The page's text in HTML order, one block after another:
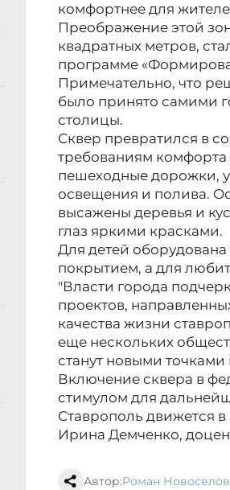
комфортнее для
Преображение этой
квадратных метров,
программе
Примечательно, что
было принято самими
столицы.
Сквер превратился в
требованиям комфорта
пешеходные дорожки,
освещения и полива.
высажены деревья и
глаз яркими красками.
Для детей
покрытием, а для
"Власти города
проектов,
качества жизни
еще нескольких
станут новыми
Включение сквера в
стимулом для
Ставрополь движется
Ирина Демченко,
Автор:Роман Новоселов